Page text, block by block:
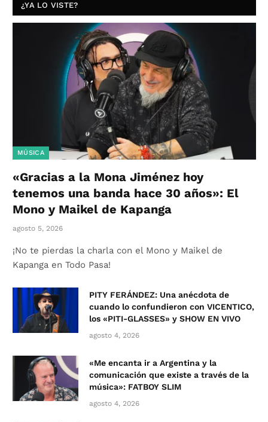
¿YA LO VISTE?
MÚSICA
«Gracias a la Mona Jiménez hoy
tenemos una banda hace 30 años»: El
Mono y Maikel de Kapanga
agosto 5, 2026
¡No te pierdas la charla con el Mono y Maikel de
Kapanga en Todo Pasa!
PITY FERÁNDEZ: Una anécdota de
cuando lo confundieron con VICENTICO,
los «PITI-GLASSES» y SHOW EN VIVO
agosto 4, 2026
«Me encanta ir a Argentina y la
comunicación que existe a través de la
música»: FATBOY SLIM
agosto 4, 2026